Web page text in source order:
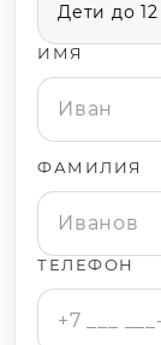
ИМЯ
ФАМИЛИЯ
ТЕЛЕФОН
Политика